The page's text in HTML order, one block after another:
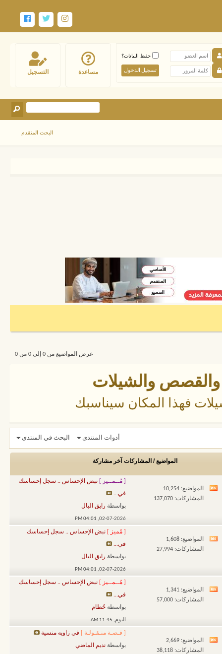
التسجيل مساعدة
حفظ البيانات؟
البحث المتقدم
عرض المواضيع من 0 إلى 0 من 0
والقصص والشيلات
فهذا المكان سيناسبك
أدوات المنتدى البحث في المنتدى
المواضيع / المشاركات آخر مشاركة
مشاهدة
المواضيع: 10,254
المشاركات: 137,070
[ مُــمــيز ] نبض الإحساس .. سجل إحساسك
في...
بواسطة رايق البال
02-07-2026,
04:01 PM
مشاهدة
المواضيع: 1,608
المشاركات: 27,994
[ مُميز ] نبض الإحساس .. سجل إحساسك
في...
بواسطة رايق البال
02-07-2026,
04:01 PM
مشاهدة
المواضيع: 1,341
المشاركات: 57,000
[ مُــمــيز ] نبض الإحساس .. سجل إحساسك
في...
بواسطة حُطام
اليوم, 11:45 AM
مشاهدة
المواضيع: 2,669
المشاركات: 38,118
[ قـصـة منـقـولـة ] في زاويه منسية
بواسطة نديم الماضي